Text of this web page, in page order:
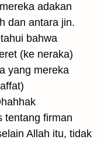
adakan
dan antara jin.
bahwa
(ke neraka)
yang mereka
tentang firman
Allah itu, tidak